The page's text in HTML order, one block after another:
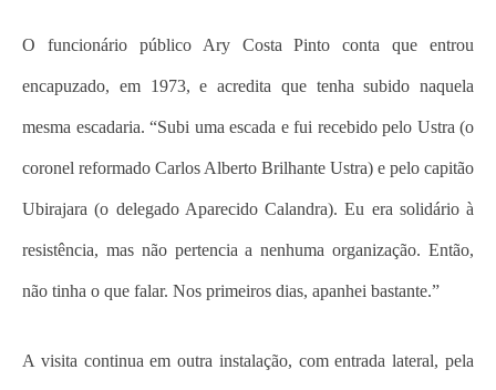
O funcionário público Ary Costa Pinto conta que entrou
encapuzado, em 1973, e acredita que tenha subido naquela
mesma escadaria. “Subi uma escada e fui recebido pelo Ustra (o
coronel reformado Carlos Alberto Brilhante Ustra) e pelo capitão
Ubirajara (o delegado Aparecido Calandra). Eu era solidário à
resistência, mas não pertencia a nenhuma organização. Então,
não tinha o que falar. Nos primeiros dias, apanhei bastante.”
A visita continua em outra instalação, com entrada lateral, pela